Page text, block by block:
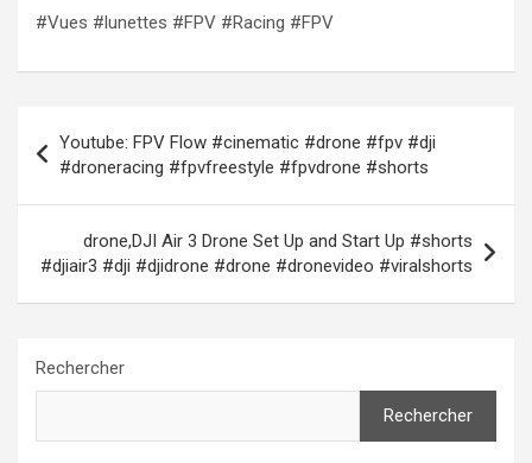
#Vues #lunettes #FPV #Racing #FPV
de
l’article
Youtube: FPV Flow #cinematic #drone #fpv #dji
#droneracing #fpvfreestyle #fpvdrone #shorts
drone,DJI Air 3 Drone Set Up and Start Up #shorts
#djiair3 #dji #djidrone #drone #dronevideo #viralshorts
Rechercher
Rechercher